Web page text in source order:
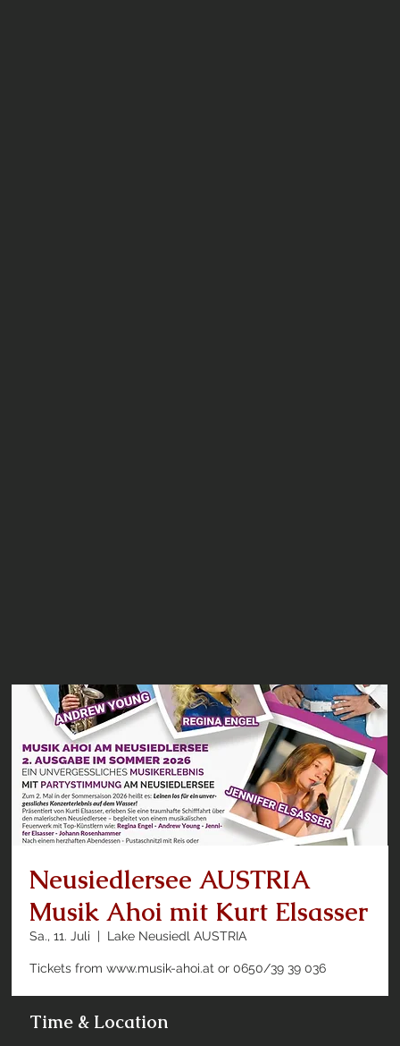
Neusiedlersee AUSTRIA
Musik Ahoi mit Kurt Elsasser
Sa., 11. Juli
  |
Lake Neusiedl AUSTRIA
Tickets from www.musik-ahoi.at or 0650/39 39 036
Time & Location